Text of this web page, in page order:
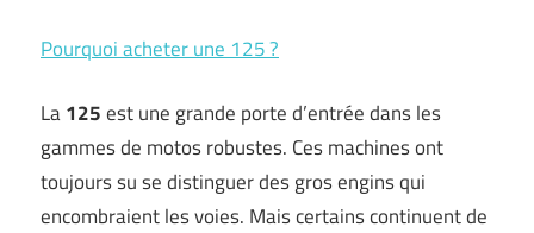
Pourquoi acheter une 125 ?
La125est une grande porte d’entrée dans les
gammes de motos robustes. Ces machines ont
toujours su se distinguer des gros engins qui
encombraient les voies. Mais certains continuent de